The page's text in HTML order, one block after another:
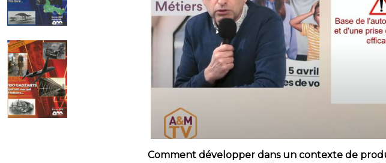
Comment développer dans un contexte de